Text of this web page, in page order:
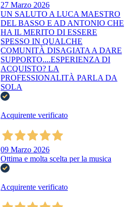
27 Marzo 2026
UN SALUTO A LUCA MAESTRO
DEL BASSO E AD ANTONIO CHE
HA IL MERITO DI ESSERE
SPESSO IN QUALCHE
COMUNITÀ DISAGIATA A DARE
SUPPORTO....ESPERIENZA DI
ACQUISTO? LA
PROFESSIONALITÀ PARLA DA
SOLA
Acquirente verificato
09 Marzo 2026
Ottima e molta scelta per la musica
Acquirente verificato